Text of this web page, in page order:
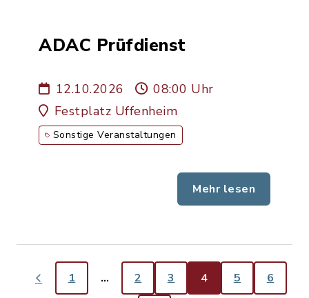
ADAC Prüfdienst
12.10.2026
08:00 Uhr
Festplatz Uffenheim
Sonstige Veranstaltungen
Mehr lesen
1 … 2 3 4 5 6